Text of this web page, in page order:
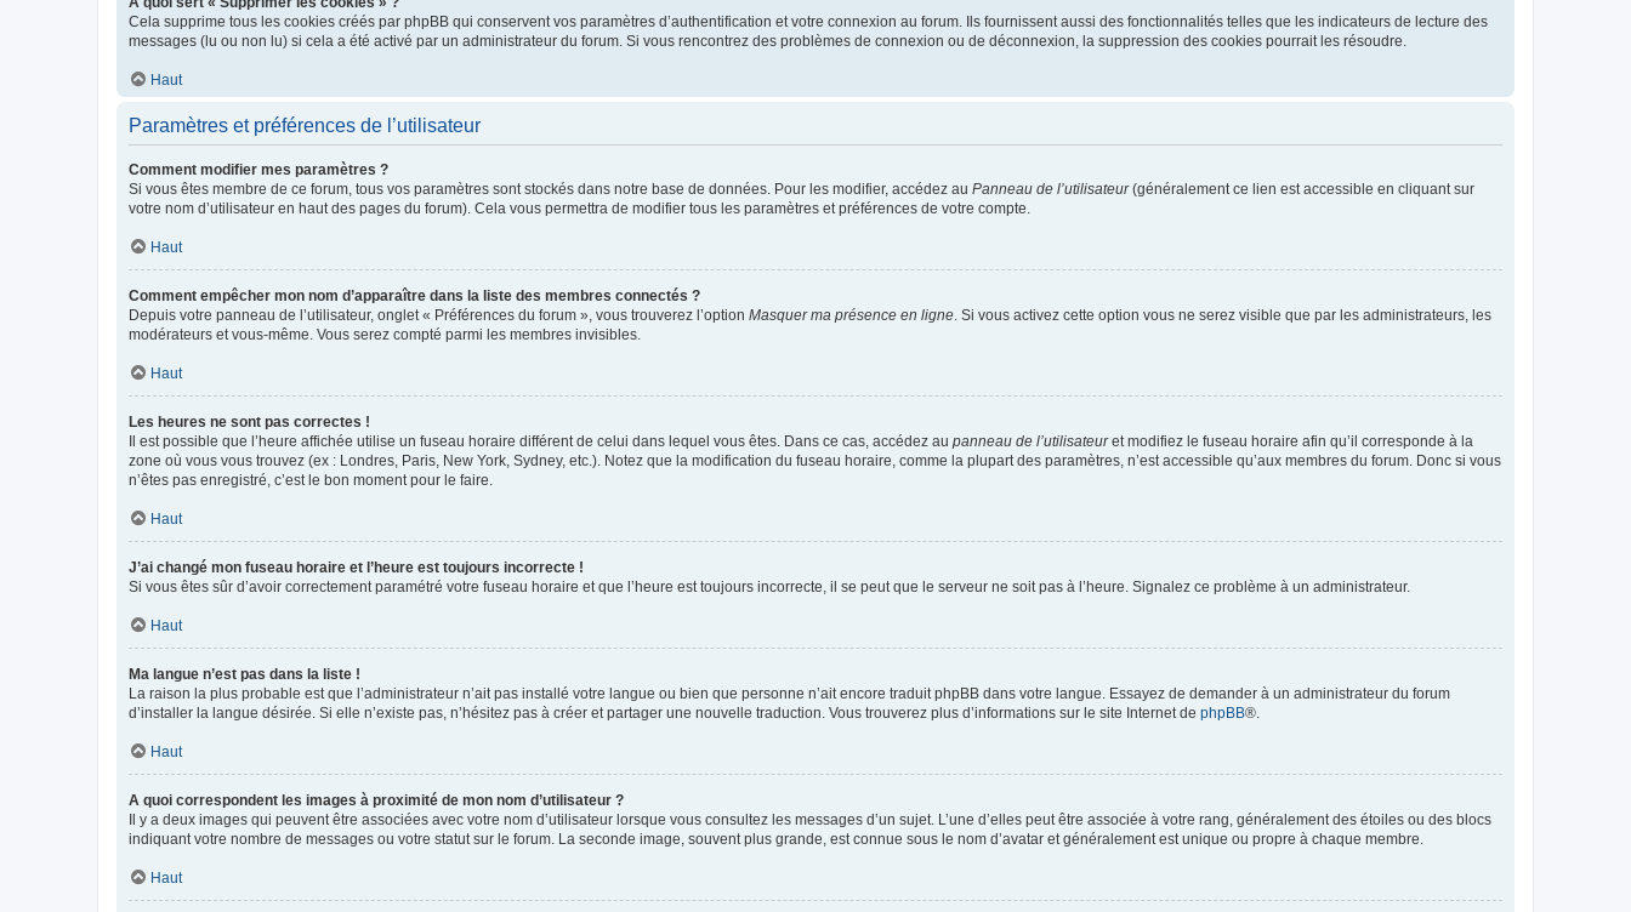
Cela supprime tous les cookies créés par phpBB qui conservent vos paramètres d’authentification et votre connexion au forum. Ils fournissent aussi des fonctionnalités telles que les indicateurs de lecture des
messages (lu ou non lu) si cela a été activé par un administrateur du forum. Si vous rencontrez des problèmes de connexion ou de déconnexion, la suppression des cookies pourrait les résoudre.
Haut
Paramètres et préférences de l’utilisateur
Comment modifier mes paramètres ?
Si vous êtes membre de ce forum, tous vos paramètres sont stockés dans notre base de données. Pour les modifier, accédez au Panneau de l’utilisateur(généralement ce lien est accessible en cliquant sur
votre nom d’utilisateur en haut des pages du forum). Cela vous permettra de modifier tous les paramètres et préférences de votre compte.
Haut
Comment empêcher mon nom d’apparaître dans la liste des membres connectés ?
Depuis votre panneau de l’utilisateur, onglet « Préférences du forum », vous trouverez l’option Masquer ma présence en ligne . Si vous activez cette option vous ne serez visible que par les administrateurs, les
modérateurs et vous-même. Vous serez compté parmi les membres invisibles.
Haut
Les heures ne sont pas correctes !
Il est possible que l’heure affichée utilise un fuseau horaire différent de celui dans lequel vous êtes. Dans ce cas, accédez au panneau de l’utilisateuret modifiez le fuseau horaire afin qu’il corresponde à la
zone où vous vous trouvez (ex : Londres, Paris, New York, Sydney, etc.). Notez que la modification du fuseau horaire, comme la plupart des paramètres, n’est accessible qu’aux membres du forum. Donc si vous
n’êtes pas enregistré, c’est le bon moment pour le faire.
Haut
J’ai changé mon fuseau horaire et l’heure est toujours incorrecte !
Si vous êtes sûr d’avoir correctement paramétré votre fuseau horaire et que l’heure est toujours incorrecte, il se peut que le serveur ne soit pas à l’heure. Signalez ce problème à un administrateur.
Haut
Ma langue n’est pas dans la liste !
La raison la plus probable est que l’administrateur n’ait pas installé votre langue ou bien que personne n’ait encore traduit phpBB dans votre langue. Essayez de demander à un administrateur du forum
d’installer la langue désirée. Si elle n’existe pas, n’hésitez pas à créer et partager une nouvelle traduction. Vous trouverez plus d’informations sur le site Internet de phpBB®.
Haut
A quoi correspondent les images à proximité de mon nom d’utilisateur ?
Il y a deux images qui peuvent être associées avec votre nom d’utilisateur lorsque vous consultez les messages d’un sujet. L’une d’elles peut être associée à votre rang, généralement des étoiles ou des blocs
indiquant votre nombre de messages ou votre statut sur le forum. La seconde image, souvent plus grande, est connue sous le nom d’avatar et généralement est unique ou propre à chaque membre.
Haut